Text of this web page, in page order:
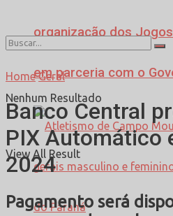
organização dos
em parceria com o
Nenhum Resultado
View All Result
Home Geral
Banco Central
PIX Automático
2024
Pagamento será